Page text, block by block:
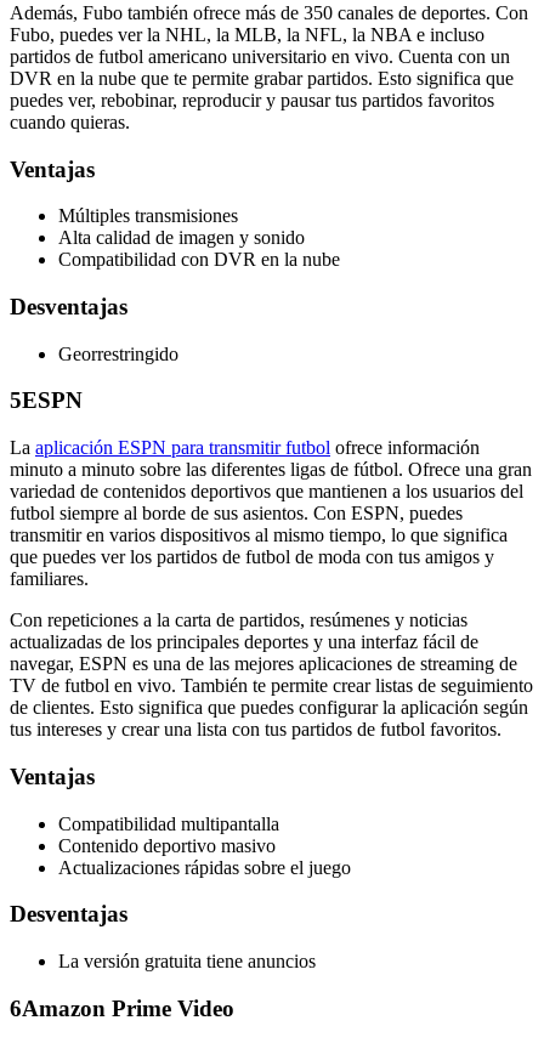
Además, Fubo también ofrece más de 350 canales de deportes. Con
Fubo, puedes ver la NHL, la MLB, la NFL, la NBA e incluso
partidos de futbol americano universitario en vivo. Cuenta con un
DVR en la nube que te permite grabar partidos. Esto significa que
puedes ver, rebobinar, reproducir y pausar tus partidos favoritos
cuando quieras.
Ventajas
Múltiples transmisiones
Alta calidad de imagen y sonido
Compatibilidad con DVR en la nube
Desventajas
Georrestringido
5ESPN
La aplicación ESPN para transmitir futbol ofrece información
minuto a minuto sobre las diferentes ligas de fútbol. Ofrece una gran
variedad de contenidos deportivos que mantienen a los usuarios del
futbol siempre al borde de sus asientos. Con ESPN, puedes
transmitir en varios dispositivos al mismo tiempo, lo que significa
que puedes ver los partidos de futbol de moda con tus amigos y
familiares.
Con repeticiones a la carta de partidos, resúmenes y noticias
actualizadas de los principales deportes y una interfaz fácil de
navegar, ESPN es una de las mejores aplicaciones de streaming de
TV de futbol en vivo. También te permite crear listas de seguimiento
de clientes. Esto significa que puedes configurar la aplicación según
tus intereses y crear una lista con tus partidos de futbol favoritos.
Ventajas
Compatibilidad multipantalla
Contenido deportivo masivo
Actualizaciones rápidas sobre el juego
Desventajas
La versión gratuita tiene anuncios
6Amazon Prime Video